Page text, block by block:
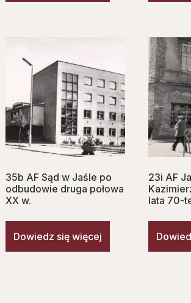
35b AF Sąd w Jaśle po
odbudowie druga połowa
XX w.
Dowiedz się więcej
23i AF
lata 70-